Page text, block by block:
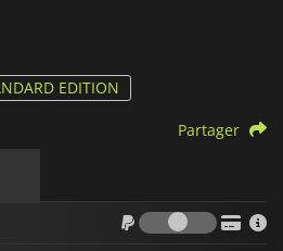
EDITION
Partager
Frais